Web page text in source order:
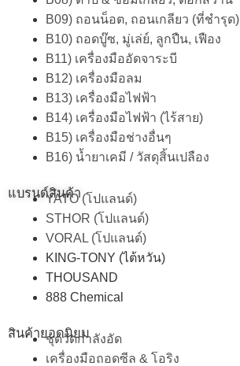
B09) ถอนน็อต, ถอนเกลียว (ที่ชำรุด)
B10) ถอดบู๊ซ, มู่เล่ย์, ลูกปืน, เฟือง
B11) เครื่องมืออัดจาระบี
B12) เครื่องมือลม
B13) เครื่องมือไฟฟ้า
B14) เครื่องมือไฟฟ้า (ไร้สาย)
B15) เครื่องมือช่างอื่นๆ
B16) น้ำยาเคมี / วัสดุสิ้นเปลือง
แบรนด์สินค้าYATO (โปแลนด์)
STHOR (โปแลนด์)
VORAL (โปแลนด์)
KING-TONY (ไต้หวัน)
THOUSAND
888 Chemical
สินค้ายอดนิยม
ชุดวัดกำลังอัด
เครื่องมือถอดซีล & โอริง